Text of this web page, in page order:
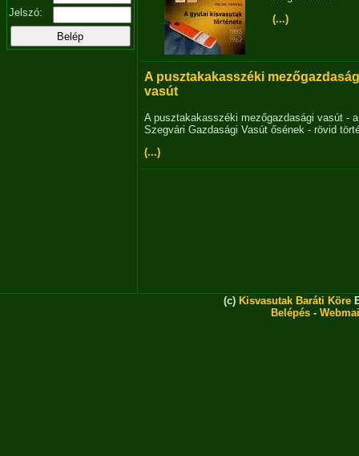
Jelszó:
(...)
A pusztakakasszéki
vasút
A pusztakakasszéki mezőgazdasági vasút - a
Szegvári Gazdasági Vasút ősének - rövid
(...)
(c) Kisvasutak Baráti Köre
Belépés -